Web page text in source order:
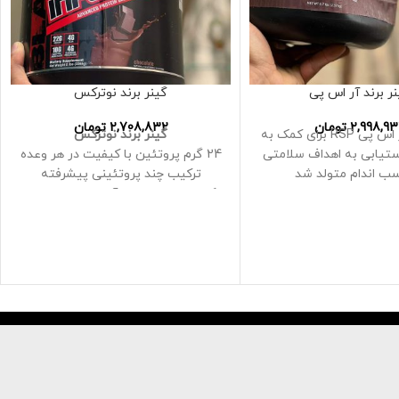
برند آر اس پی
تومانگینر برند آر اس پی RSP برای کمک به
دستیابی به اهداف سلامتی
اندام متولد شد
گینر برند نوترکس
2,708,832 تومان
گینر برند نوترکس
24 گرم پروتئین با کیفیت در هر وعده
ترکیب چند پروتئینی پیشرفته
کنسانتره پروتئین آب پنیر، ایزوله و
کم کربوهیدرات و چربی